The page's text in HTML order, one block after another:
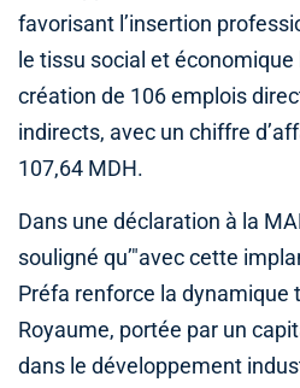
favorisant l’insertion
le tissu social et
création de 106 emplois
indirects, avec un chiffre
107,64 MDH.
Dans une déclaration à la
souligné qu’"avec cette
Préfa renforce la dynamique
Royaume, portée par un
dans le développement